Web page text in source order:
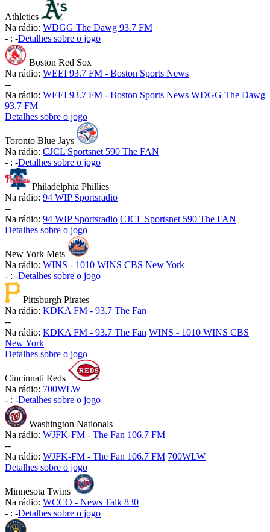
Athletics
Na rádio: WDGG The Dawg 93.7 FM
- : -Detalhes sobre o jogo
Boston Red Sox
Na rádio: WEEI 93.7 FM - Boston Sports News
--
Na rádio: WEEI 93.7 FM - Boston Sports News WDGG The Dawg
93.7 FM
Detalhes sobre o jogo
Toronto Blue Jays
Na rádio: CJCL Sportsnet 590 The FAN
- : -Detalhes sobre o jogo
Philadelphia Phillies
Na rádio: 94 WIP Sportsradio
--
Na rádio: 94 WIP Sportsradio CJCL Sportsnet 590 The FAN
Detalhes sobre o jogo
New York Mets
Na rádio: WINS - 1010 WINS CBS New York
- : -Detalhes sobre o jogo
Pittsburgh Pirates
Na rádio: KDKA FM - 93.7 The Fan
--
Na rádio: KDKA FM - 93.7 The Fan WINS - 1010 WINS CBS
New York
Detalhes sobre o jogo
Cincinnati Reds
Na rádio: 700WLW
- : -Detalhes sobre o jogo
Washington Nationals
Na rádio: WJFK-FM - The Fan 106.7 FM
--
Na rádio: WJFK-FM - The Fan 106.7 FM 700WLW
Detalhes sobre o jogo
Minnesota Twins
Na rádio: WCCO - News Talk 830
- : -Detalhes sobre o jogo